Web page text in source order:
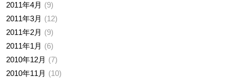
2011年4月
9
2011年3月
12
2011年2月
9
2011年1月
6
2010年12月
7
2010年11月
10